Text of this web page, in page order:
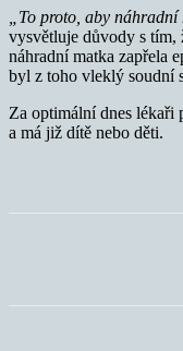
„To proto, aby
vysvětluje důvody s tím,
náhradní matka zapřela
byl z toho vleklý soudní
Za optimální dnes lékaři
a má již dítě nebo děti.